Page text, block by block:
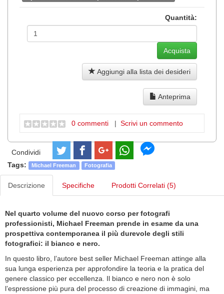
Quantità:
Aggiungi alla lista dei desideri
Anteprima
0 commenti | Scrivi un commento
Condividi
Tags:
Michael Freeman Fotografia
Descrizione Specifiche Prodotti Correlati (5)
Nel quarto volume del nuovo corso per fotografi
professionisti, Michael Freeman prende in esame da una
prospettiva contemporanea il più durevole degli stili
fotografici: il bianco e nero.
In questo libro, l’autore best seller Michael Freeman attinge alla
sua lunga esperienza per approfondire la teoria e la pratica del
genere classico per eccellenza. Il bianco e nero non è solo
l’espressione più pura del processo di creazione di immagini, ma